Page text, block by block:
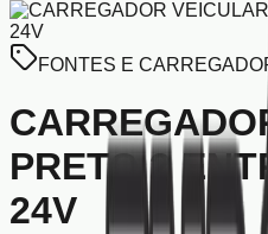
FONTES E
PRETO 2
24V